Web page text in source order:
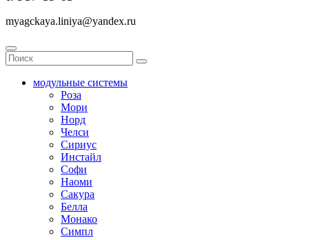
myagckaya.liniya@yandex.ru
модульные системы
Роза
Мори
Норд
Челси
Сириус
Инстайл
Софи
Наоми
Сакура
Белла
Монако
Симпл